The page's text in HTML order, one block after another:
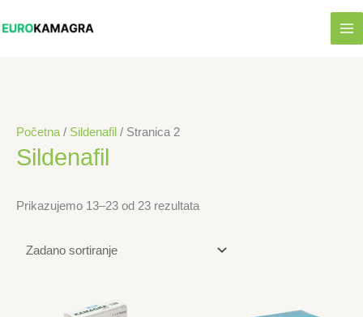
to
Početna / Sildenafil / Stranica 2
Sildenafil
Prikazujemo 13–23 od 23 rezultata